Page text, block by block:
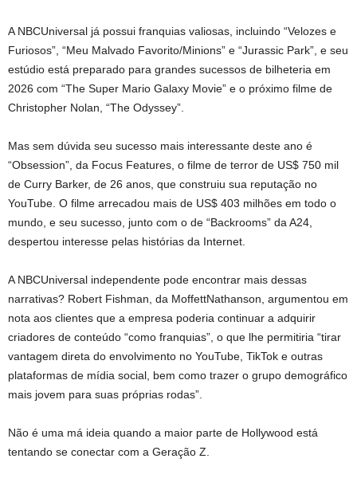
A NBCUniversal já possui franquias valiosas, incluindo “Velozes e
Furiosos”, “Meu Malvado Favorito/Minions” e “Jurassic Park”, e seu
estúdio está preparado para grandes sucessos de bilheteria em
2026 com “The Super Mario Galaxy Movie” e o próximo filme de
Christopher Nolan, “The Odyssey”.
Mas sem dúvida seu sucesso mais interessante deste ano é
“Obsession”, da Focus Features, o filme de terror de US$ 750 mil
de Curry Barker, de 26 anos, que construiu sua reputação no
YouTube. O filme arrecadou mais de US$ 403 milhões em todo o
mundo, e seu sucesso, junto com o de “Backrooms” da A24,
despertou interesse pelas histórias da Internet.
A NBCUniversal independente pode encontrar mais dessas
narrativas? Robert Fishman, da MoffettNathanson, argumentou em
nota aos clientes que a empresa poderia continuar a adquirir
criadores de conteúdo “como franquias”, o que lhe permitiria “tirar
vantagem direta do envolvimento no YouTube, TikTok e outras
plataformas de mídia social, bem como trazer o grupo demográfico
mais jovem para suas próprias rodas”.
Não é uma má ideia quando a maior parte de Hollywood está
tentando se conectar com a Geração Z.